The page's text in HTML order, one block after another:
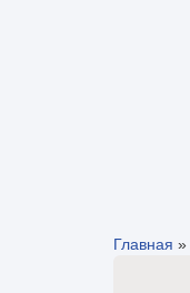
Главная »